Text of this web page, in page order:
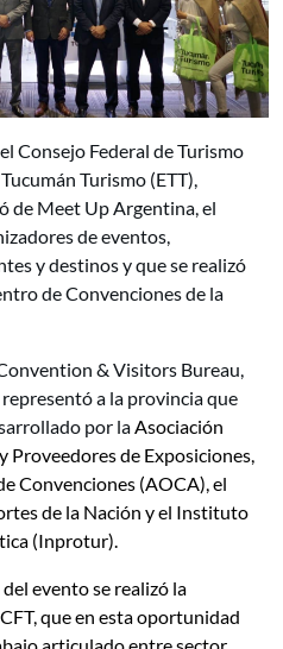
Consejo Federal de Turismo
Turismo (ETT),
de Meet Up Argentina, el
de eventos,
y destinos y que se realizó
de Convenciones de la
& Visitors Bureau,
representó a la provincia que
por la Asociación
de Exposiciones,
Convenciones (AOCA), el
de la Nación y el Instituto
(Inprotur).
evento se realizó la
que en esta oportunidad
articulado entre sector